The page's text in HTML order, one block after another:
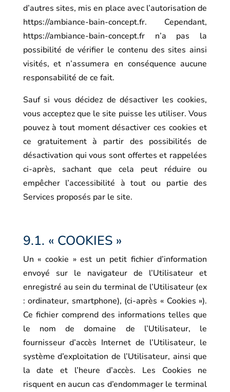
d’autres sites, mis en place avec l’autorisation de
https://ambiance-bain-concept.fr. Cependant,
https://ambiance-bain-concept.frn’a pas la
possibilité de vérifier le contenu des sites ainsi
visités, et n’assumera en conséquence aucune
responsabilité de ce fait.
Sauf si vous décidez de désactiver les cookies,
vous acceptez que le site puisse les utiliser. Vous
pouvez à tout moment désactiver ces cookies et
ce gratuitement à partir des possibilités de
désactivation qui vous sont offertes et rappelées
ci-après, sachant que cela peut réduire ou
empêcher l’accessibilité à tout ou partie des
Services proposés par le site.
9.1. « COOKIES »
Un « cookie » est un petit fichier d’information
envoyé sur le navigateur de l’Utilisateur et
enregistré au sein du terminal de l’Utilisateur (ex
: ordinateur, smartphone), (ci-après « Cookies »).
Ce fichier comprend des informations telles que
le nom de domaine de l’Utilisateur, le
fournisseur d’accès Internet de l’Utilisateur, le
système d’exploitation de l’Utilisateur, ainsi que
la date et l’heure d’accès. Les Cookies ne
risquent en aucun cas d’endommager le terminal